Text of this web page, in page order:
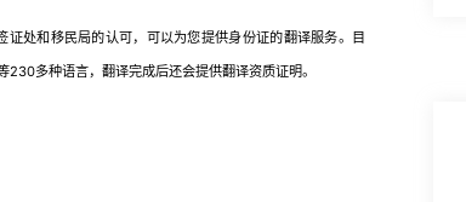
处和移民局的认可，可以为您提供身份证的翻译服务。目
多种语言，翻译完成后还会提供翻译资质证明。